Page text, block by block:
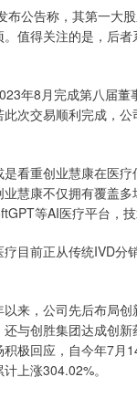
布公告称，其第一大
值得关注的是，后
年8月完成第八届董
次交易顺利完成，
看重创业慧康在医
慧康不仅拥有覆盖多
等AI医疗平台，技
目前正从传统IVD分
来，公司先后布局
与创胜集团达成创新
极回应，自今年7月
上涨304.02%。